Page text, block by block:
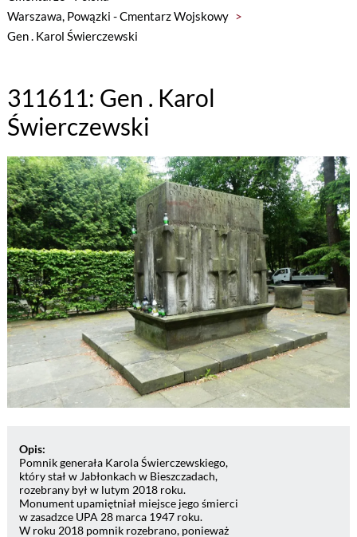
Warszawa, Powązki - Cmentarz Wojskowy >
Gen . Karol Świerczewski
311611: Gen . Karol
Świerczewski
Opis:
Pomnik generała Karola Świerczewskiego,
który stał w Jabłonkach w Bieszczadach,
rozebrany był w lutym 2018 roku.
Monument upamiętniał miejsce jego śmierci
w zasadzce UPA 28 marca 1947 roku.
W roku 2018 pomnik rozebrano, ponieważ